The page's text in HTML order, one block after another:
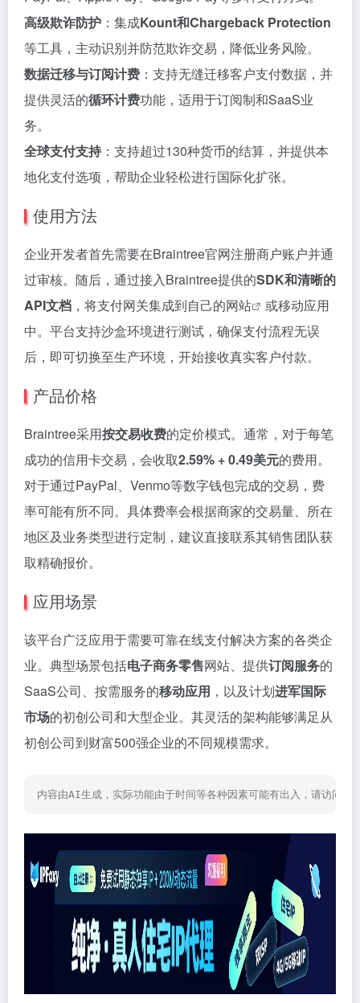
高级欺诈防护 ：集成Kount和Chargeback Protection
等工具，主动识别并防范欺诈交易，降低业务风险。
数据迁移与订阅计费 ：支持无缝迁移客户支付数据，并
提供灵活的循环计费功能，适用于订阅制和SaaS业
务。
全球支付支持 ：支持超过130种货币的结算，并提供本
地化支付选项，帮助企业轻松进行国际化扩张。
使用方法
企业开发者首先需要在Braintree官网注册商户账户并通
过审核。随后，通过接入Braintree提供的SDK和清晰的
API文档 ，将支付网关集成到自己的网站
或移动应用
中。平台支持沙盒环境进行测试，确保支付流程无误
后，即可切换至生产环境，开始接收真实客户付款。
产品价格
Braintree采用按交易收费的定价模式。通常，对于每笔
成功的信用卡交易，会收取2.59% + 0.49美元的费用。
对于通过PayPal、Venmo等数字钱包完成的交易，费
率可能有所不同。具体费率会根据商家的交易量、所在
地区及业务类型进行定制，建议直接联系其销售团队获
取精确报价。
应用场景
该平台广泛应用于需要可靠在线支付解决方案的各类企
业。典型场景包括电子商务零售网站、提供订阅服务的
SaaS公司、按需服务的移动应用 ，以及计划进军国际
市场的初创公司和大型企业。其灵活的架构能够满足从
初创公司到财富500强企业的不同规模需求。
内容由AI生成，实际功能由于时间等各种因素可能有出入，请访问网